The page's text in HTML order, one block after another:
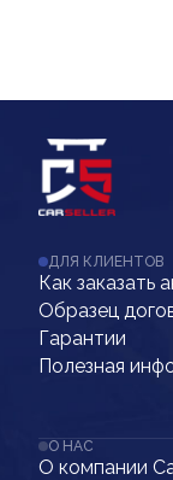
ДЛЯ КЛИЕНТОВ
Как заказать
Образец
Гарантии
Полезная
О НАС
О компании